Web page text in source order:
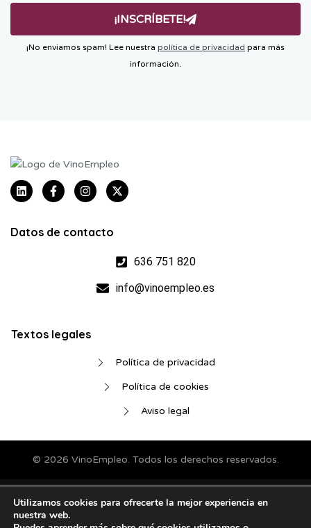
¡INSCRÍBETE!
¡No enviamos spam! Lee nuestra política de privacidad para más
información.
Datos de contacto
636 751 820
info@vinoempleo.es
Textos legales
Política de privacidad
Política de cookies
Aviso legal
© 2026 VinoEmpleo. Todos los derechos reservados.
Utilizamos cookies para ofrecerte la mejor experiencia en
nuestra web.